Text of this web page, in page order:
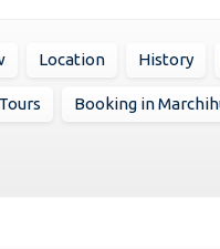
Location History
Booking in